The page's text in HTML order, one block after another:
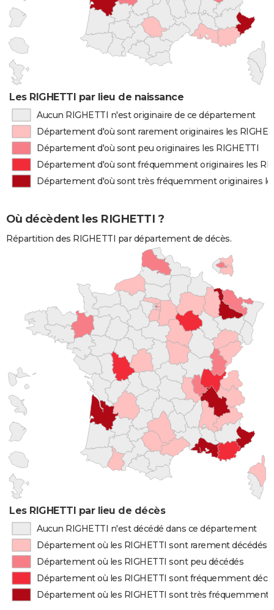
Les RIGHETTI par lieu de naissance
Aucun RIGHETTI n'est originaire de ce département
Département d'où sont rarement originaires les
Département d'où sont peu originaires les RIGHETTI
Département d'où sont fréquemment originaires les
Département d'où sont très fréquemment originaires
Où décèdent les RIGHETTI ?
Répartition des RIGHETTI par département de décès.
Les RIGHETTI par lieu de décès
Aucun RIGHETTI n'est décédé dans ce département
Département où les RIGHETTI sont rarement décédés
Département où les RIGHETTI sont peu décédés
Département où les RIGHETTI sont fréquemment
Département où les RIGHETTI sont très fréquemment